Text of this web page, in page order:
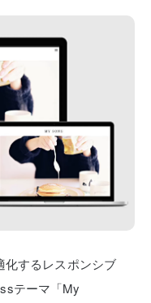
化するレスポンシブ
テーマ「My